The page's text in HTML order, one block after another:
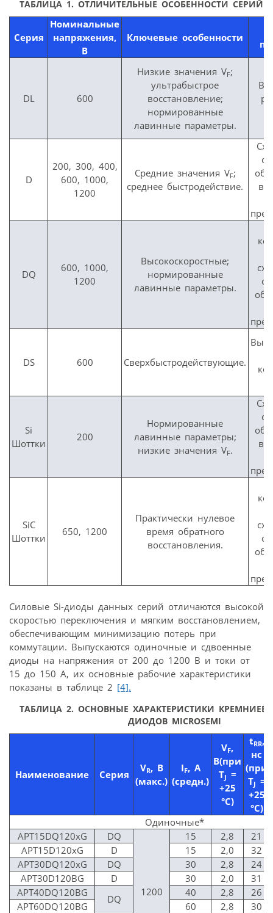
ТАБЛИЦА 1. ОТЛИЧИТЕЛЬНЫЕ ОСОБЕННОСТИ СЕРИЙ
Серия
Номинальные
напряжения,
В
Ключевые особенности
DL 600
Низкие значения VF;
ультрабыстрое
восстановление;
нормированные
лавинные параметры.
D
200, 300, 400,
600, 1000,
1200
Средние значения VF;
среднее быстродействие.
DQ
600, 1000,
1200
Высокоскоростные;
нормированные
лавинные параметры.
DS 600 Сверхбыстродействующие.
Si
Шоттки
200
Нормированные
лавинные параметры;
низкие значения VF.
SiC
Шоттки
650, 1200
Практически нулевое
время обратного
восстановления.
Силовые Si-диоды данных серий отличаются высокой
скоростью переключения и мягким восстановлением,
обеспечивающим минимизацию потерь при
коммутации. Выпускаются одиночные и сдвоенные
диоды на напряжения от 200 до 1200 В и токи от
15 до 150 А, их основные рабочие характеристики
показаны в таблице 2 [4].
ТАБЛИЦА 2. ОСНОВНЫЕ ХАРАКТЕРИСТИКИ
ДИОДОВ MICROSEMI
Наименование Серия
VR, В
(макс.)
IF, А
(средн.)
VF,
В(при
ТJ =
+25
°C)
tRR,
нс
(при
ТJ =
+25
°C)
Одиночные*
APT15DQ120xG
DQ
1200
15 2,8
21
APT15D120xG
D 15 2,0 32
APT30DQ120xG
DQ 30 2,8 24
APT30D120BG
D 30 2,0 31
APT40DQ120BG
DQ
40 2,8 26
APT60DQ120BG
60 2,8 30